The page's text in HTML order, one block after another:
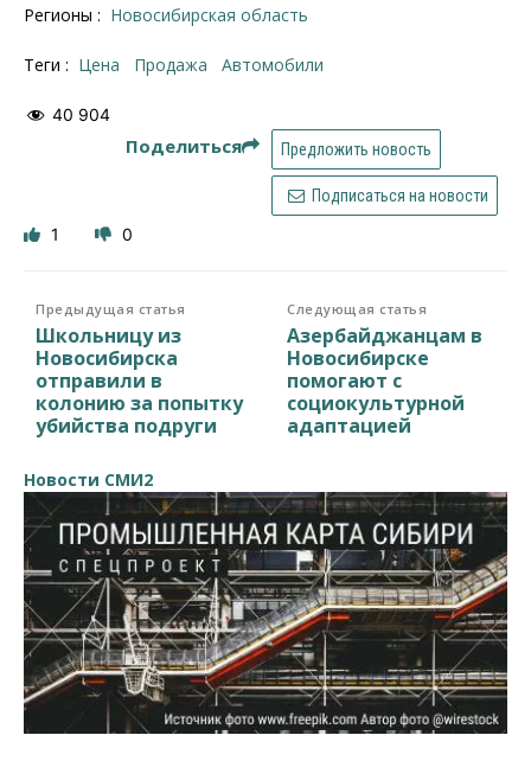
Регионы : Новосибирская область
Теги : цена продажа автомобили
40 904
Поделиться Предложить новость
Подписаться на новости
1 0
Предыдущая статья
Школьницу из
Новосибирска
отправили в
колонию за попытку
убийства подруги
Следующая статья
Азербайджанцам в
Новосибирске
помогают с
социокультурной
адаптацией
Новости СМИ2